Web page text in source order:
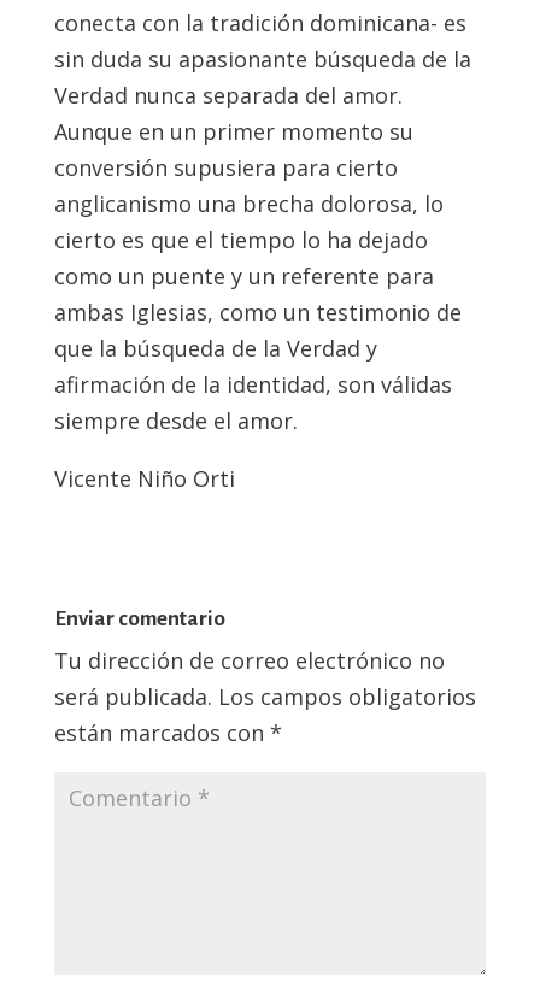
conecta con la tradición dominicana- es
sin duda su apasionante búsqueda de la
Verdad nunca separada del amor.
Aunque en un primer momento su
conversión supusiera para cierto
anglicanismo una brecha dolorosa, lo
cierto es que el tiempo lo ha dejado
como un puente y un referente para
ambas Iglesias, como un testimonio de
que la búsqueda de la Verdad y
afirmación de la identidad, son válidas
siempre desde el amor.
Vicente Niño Orti
Enviar comentario
Tu dirección de correo electrónico no
será publicada. Los campos obligatorios
están marcados con *